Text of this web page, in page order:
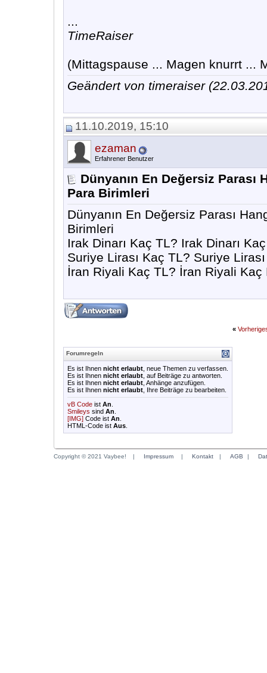
...
TimeRaiser
(Mittagspause ... Magen knurrt ...
Geändert von timeraiser
11.10.2019, 15:10
ezaman
Erfahrener Benutzer
Dünyanın En Değersiz
Para Birimleri
Dünyanın En Değersiz Parası
Birimleri
Irak Dinarı Kaç TL? Irak Dinarı
Suriye Lirası Kaç TL? Suriye
İran Riyali Kaç TL? İran Riyali Kaç
«
Forumregeln
Es ist Ihnen nicht erlaubt , neue Themen zu verfassen.
Es ist Ihnen nicht erlaubt , auf Beiträge zu antworten.
Es ist Ihnen nicht erlaubt , Anhänge anzufügen.
Es ist Ihnen nicht erlaubt , Ihre Beiträge zu bearbeiten.
vB Code ist An
Smileys sind An
[IMG] Code ist An
HTML-Code ist Aus
Copyright © 2021 Vaybee! | Impressum | Kontakt | AGB |